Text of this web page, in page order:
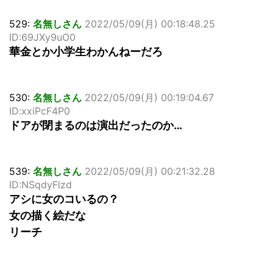
529: 名無しさん 2022/05/09(月) 00:18:48.25
ID:69JXy9uO0
華金とか小学生わかんねーだろ
530: 名無しさん 2022/05/09(月) 00:19:04.67
ID:xxiPcF4P0
ドアが閉まるのは演出だったのか…
539: 名無しさん 2022/05/09(月) 00:21:32.28
ID:NSqdyFlzd
アシに女のコいるの？
女の描く絵だな
リーチ